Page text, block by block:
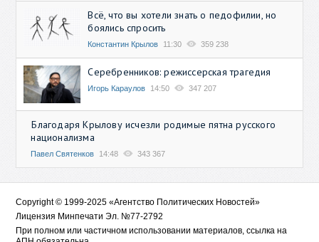
Всё, что вы хотели знать о педофилии, но
боялись спросить
Константин Крылов 11:30 359 238
Серебренников: режиссерская трагедия
Игорь Караулов 14:50 347 207
Благодаря Крылову исчезли родимые пятна русского
национализма
Павел Святенков 14:48 343 367
Copyright © 1999-2025 «Агентство Политических Новостей»
Лицензия Минпечати Эл. №77-2792
При полном или частичном использовании материалов, ссылка на